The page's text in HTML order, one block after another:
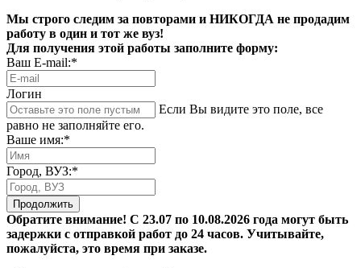
Мы строго следим за повторами и НИКОГДА не продадим
работу в один и тот же вуз!
Для получения этой работы заполните форму:
Ваш E-mail:*
Логин
Если Вы видите это поле, все
равно не заполняйте его.
Ваше имя:*
Город, ВУЗ:*
Продолжить
Обратите внимание! С 23.07 по 10.08.2026 года могут быть
задержки с отправкой работ до 24 часов. Учитывайте,
пожалуйста, это время при заказе.